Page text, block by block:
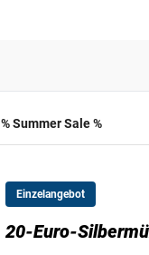
% Summer Sale %
Einzelangebot
20-Euro-